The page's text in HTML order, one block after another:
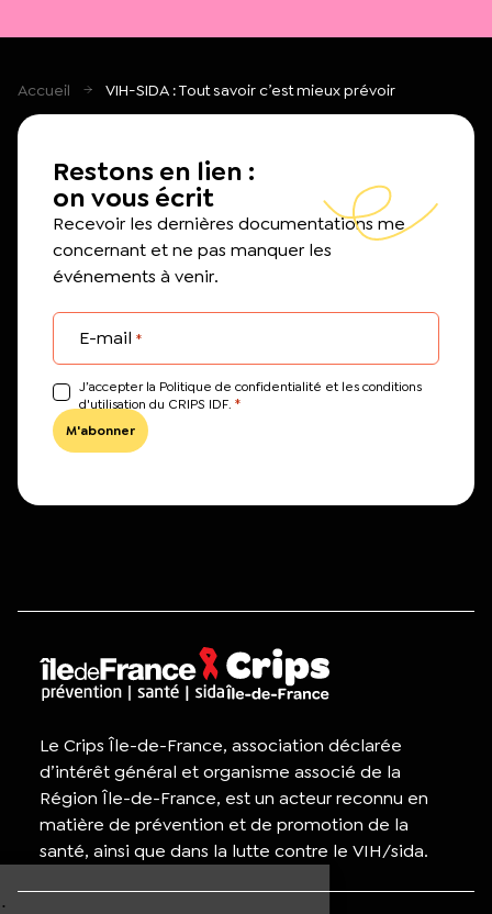
Accueil VIH-SIDA : Tout savoir c’est mieux prévoir
Restons en lien :
on vous écrit
Recevoir les dernières documentations me
concernant et ne pas manquer les
événements à venir.
E-mail *
J’accepter la Politique de confidentialité et les conditions
d'utilisation du CRIPS IDF. *
Le Crips Île-de-France, association déclarée
d’intérêt général et organisme associé de la
Région Île-de-France, est un acteur reconnu en
matière de prévention et de promotion de la
santé, ainsi que dans la lutte contre le VIH/sida.